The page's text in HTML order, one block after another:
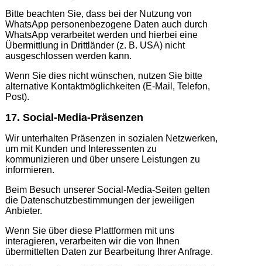
Bitte beachten Sie, dass bei der Nutzung von
WhatsApp personenbezogene Daten auch durch
WhatsApp verarbeitet werden und hierbei eine
Übermittlung in Drittländer (z. B. USA) nicht
ausgeschlossen werden kann.
Wenn Sie dies nicht wünschen, nutzen Sie bitte
alternative Kontaktmöglichkeiten (E-Mail, Telefon,
Post).
17. Social-Media-Präsenzen
Wir unterhalten Präsenzen in sozialen Netzwerken,
um mit Kunden und Interessenten zu
kommunizieren und über unsere Leistungen zu
informieren.
Beim Besuch unserer Social-Media-Seiten gelten
die Datenschutzbestimmungen der jeweiligen
Anbieter.
Wenn Sie über diese Plattformen mit uns
interagieren, verarbeiten wir die von Ihnen
übermittelten Daten zur Bearbeitung Ihrer Anfrage.